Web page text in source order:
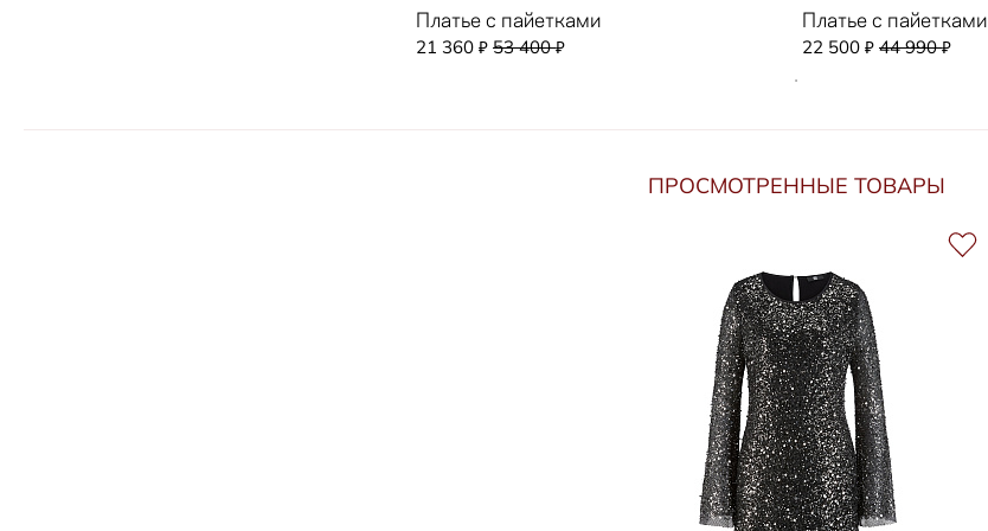
Платье с пайетками
21 360 ₽ 53 400₽
Платье с пайетками
22 500 ₽ 44 990₽
ПРОСМОТРЕННЫЕ ТОВАРЫ